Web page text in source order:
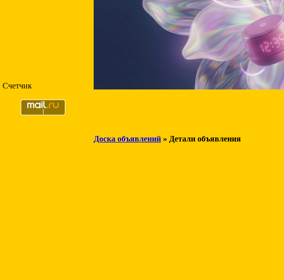
Счетчик
Доска объявлений » Детали объявления